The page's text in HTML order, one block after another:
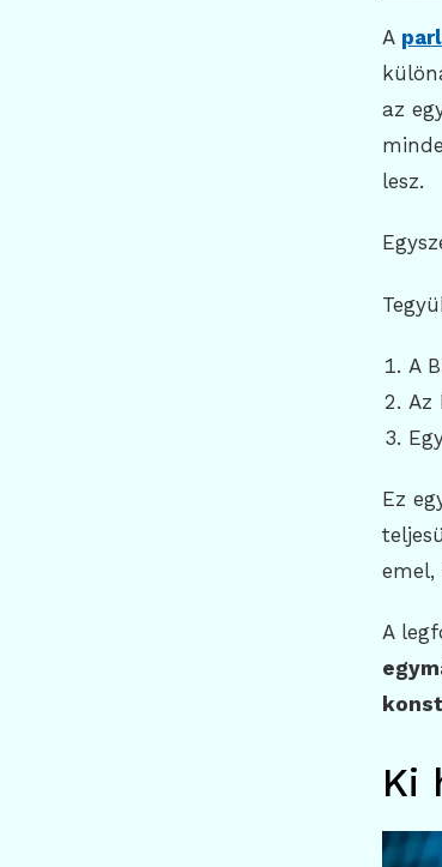
A
az
lesz.
A
Az
Ez
A
Ki